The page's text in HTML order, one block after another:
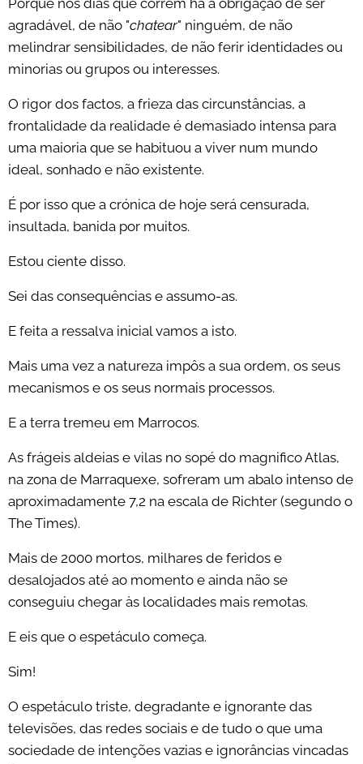
Porque nos dias que correm há a obrigação de ser
agradável, de não "chatear" ninguém, de não
melindrar sensibilidades, de não ferir identidades ou
minorias ou grupos ou interesses.
O rigor dos factos, a frieza das circunstâncias, a
frontalidade da realidade é demasiado intensa para
uma maioria que se habituou a viver num mundo
ideal, sonhado e não existente.
É por isso que a crónica de hoje será censurada,
insultada, banida por muitos.
Estou ciente disso.
Sei das consequências e assumo-as.
E feita a ressalva inicial vamos a isto.
Mais uma vez a natureza impôs a sua ordem, os seus
mecanismos e os seus normais processos.
E a terra tremeu em Marrocos.
As frágeis aldeias e vilas no sopé do magnifico Atlas,
na zona de Marraquexe, sofreram um abalo intenso de
aproximadamente 7,2 na escala de Richter (segundo o
The Times).
Mais de 2000 mortos, milhares de feridos e
desalojados até ao momento e ainda não se
conseguiu chegar às localidades mais remotas.
E eis que o espetáculo começa.
Sim!
O espetáculo triste, degradante e ignorante das
televisões, das redes sociais e de tudo o que uma
sociedade de intenções vazias e ignorâncias vincadas